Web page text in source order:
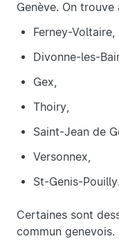
Genève. On trouve
Ferney-Voltaire,
Divonne-les-
Gex,
Thoiry,
Saint-Jean de
Versonnex,
St-Genis-Pouilly.
Certaines sont
commun